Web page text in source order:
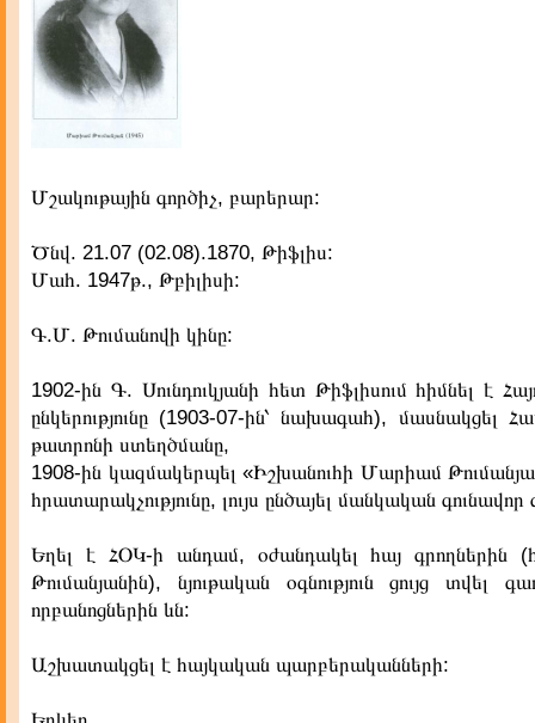
Մշակութային գործիչ, բարերար:
Ծնվ. 21.07 (02.08).1870, Թիֆլիս:
Մահ. 1947թ., Թբիլիսի:
Գ.Մ. Թումանովի կինը:
1902-ին Գ. Սունդուկյանի հետ Թիֆլիսում հիմնել է
ընկերությունը (1903-07-ին՝ նախագահ), մասնակցել
թատրոնի ստեղծմանը,
1908-ին կազմակերպել «Իշխանուհի Մարիամ
հրատարակչությունը, լույս ընծայել մանկական գունավոր
Եղել է ՀՕԿ-ի անդամ, օժանդակել հայ գրողներին
Թումանյանին), նյութական օգնություն ցույց տվել
որբանոցներին ևն:
Աշխատակցել է հայկական պարբերականների: